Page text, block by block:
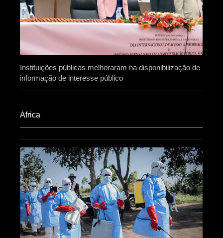
Instituições públicas melhoraram na disponibilização de
informação de interesse público
Africa​